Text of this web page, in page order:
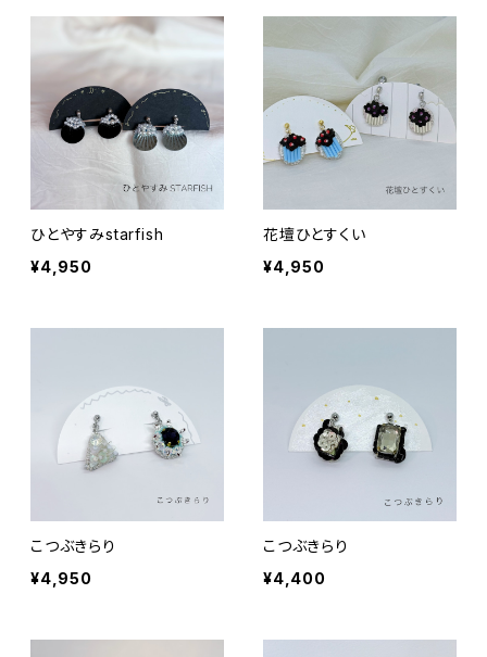
ひとやすみstarfish
¥4,950
花壇ひとすくい
¥4,950
こつぶきらり
¥4,950
こつぶきらり
¥4,400